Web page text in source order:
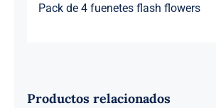
Pack de 4 fuenetes flash flowers
Productos relacionados